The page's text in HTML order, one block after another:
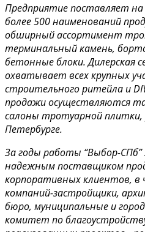
Предприятие поставляет
более 500 наименований
обширный ассортимент
терминальный камень,
бетонные блоки. Дилерская
охватывает всех крупных
строительного ритейла и
продажи осуществляются
салоны тротуарной
Петербурге.
За годы работы “Выбор-СПб”
надежным поставщиком
корпоративных клиентов, в
компаний-застройщики,
бюро, муниципальные и
комитет по